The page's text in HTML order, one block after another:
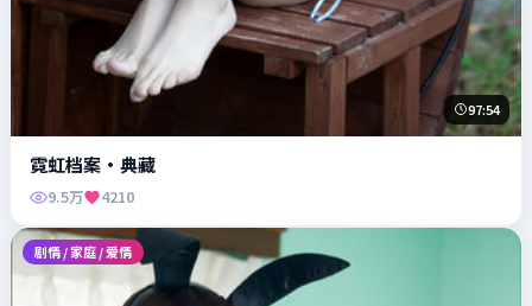
97:54
霓虹档案·典藏
9.5万 4210
剧情 / 家庭 / 爱情